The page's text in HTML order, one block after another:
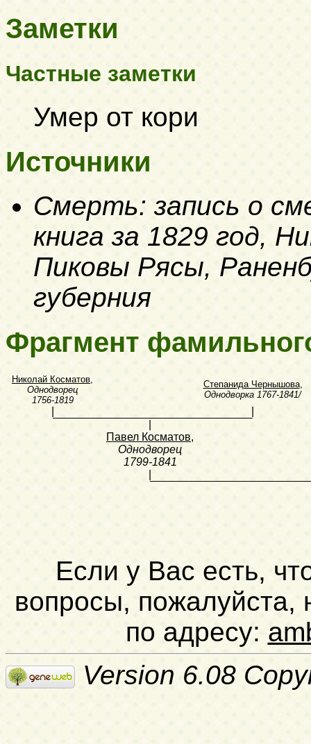
Заметки
Частные заметки
Умер от кори
Источники
Смерть: запись о
книга за 1829 год,
Пиковы Рясы,
губерния
Фрагмент
Николай Косматов
Однодворец
1756-1819
Степанида Чернышова,
Однодворка 1767-1841/
Павел Косматов,
Однодворец
1799-1841
Если у Вас есть,
вопросы, пожалуйста,
по адресу:
Version 6.08